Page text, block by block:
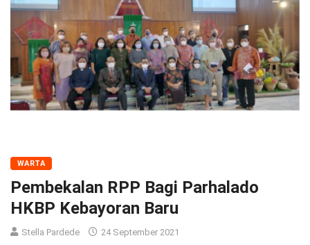
WARTA
Pembekalan RPP Bagi Parhalado
HKBP Kebayoran Baru
Stella Pardede 24 September 2021